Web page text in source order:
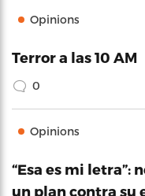
Opinions
Terror a las 10 AM
0
Opinions
“Esa es mi letra”:
un plan contra su